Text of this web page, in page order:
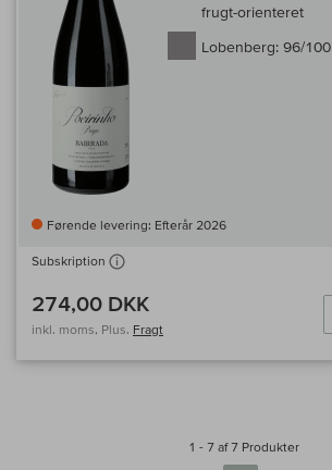
frugt-orienteret
Lobenberg: 96/100
Førende levering: Efterår 2026
Subskription
274,00 DKK
inkl. moms, Plus. Fragt
1 - 7 af 7 Produkter